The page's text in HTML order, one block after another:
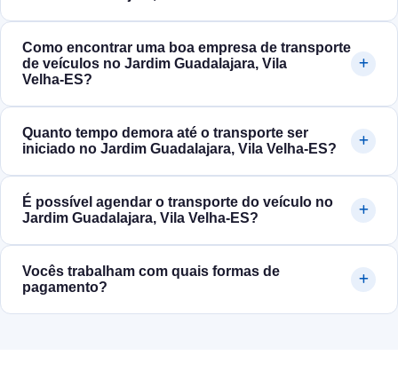
Como encontrar uma boa empresa de transporte
de veículos no Jardim Guadalajara, Vila
Velha‑ES?
Quanto tempo demora até o transporte ser
iniciado no Jardim Guadalajara, Vila Velha‑ES?
É possível agendar o transporte do veículo no
Jardim Guadalajara, Vila Velha‑ES?
Vocês trabalham com quais formas de
pagamento?